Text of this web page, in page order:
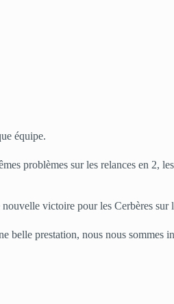
équipe.
problèmes sur les relances en 2,
victoire pour les Cerbères sur
prestation, nous nous sommes